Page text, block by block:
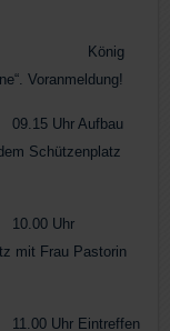
Voranmeldung!
Schützenplatz
mit Frau Pastorin